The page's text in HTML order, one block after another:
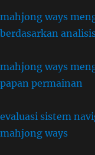
mahjong ways
berdasarkan
mahjong ways
papan permainan
evaluasi sistem
mahjong ways